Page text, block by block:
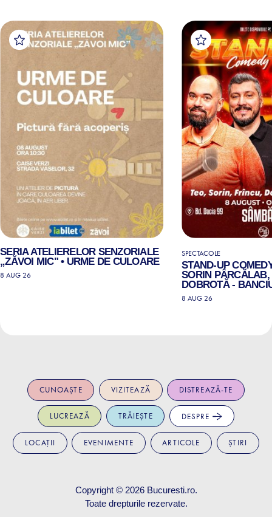
SERIA ATELIERELOR SENZORIALE
„ZĂVOI MIC" • URME DE CULOARE
8 AUG 26
SPECTACOLE
STAND-UP
SORIN PÂRCĂLAB,
DOBROTĂ -
8 AUG 26
CUNOAȘTE VIZITEAZĂ DISTREAZĂ-TE
LUCREAZĂ TRĂIEȘTE DESPRE
LOCAȚII EVENIMENTE ARTICOLE ȘTIRI
Copyright © 2026 Bucuresti.ro.
Toate drepturile rezervate.